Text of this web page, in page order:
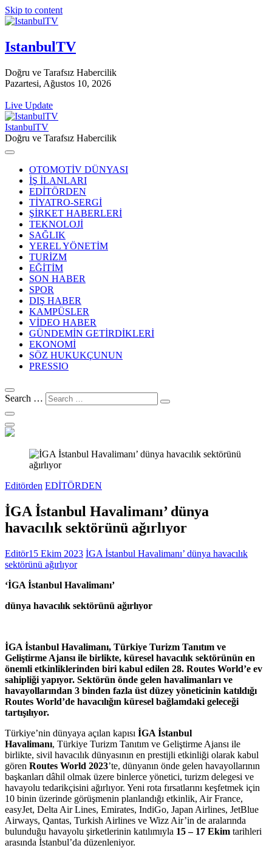
Skip to content
IstanbulTV
Doğru ve Tarafsız Habercilik
Pazartesi, Ağustos 10, 2026
Live Update
IstanbulTV
Doğru ve Tarafsız Habercilik
OTOMOTİV DÜNYASI
İŞ İLANLARI
EDİTÖRDEN
TİYATRO-SERGİ
ŞİRKET HABERLERİ
TEKNOLOJİ
SAĞLIK
YEREL YÖNETİM
TURİZM
EĞİTİM
SON HABER
SPOR
DIŞ HABER
KAMPÜSLER
VİDEO HABER
GÜNDEMİN GETİRDİKLERİ
EKONOMİ
SÖZ HUKUKÇUNUN
PRESSIO
Search …
Editörden EDİTÖRDEN
İGA İstanbul Havalimanı’ dünya
havacılık sektörünü ağırlıyor
Editör15 Ekim 2023 İGA İstanbul Havalimanı’ dünya havacılık
sektörünü ağırlıyor
‘İGA İstanbul Havalimanı’
dünya havacılık sektörünü ağırlıyor
İGA İstanbul Havalimanı, Türkiye Turizm Tanıtım ve
Geliştirme Ajansı ile birlikte, küresel havacılık sektörünün en
önemli etkinliklerinden biri kabul edilen 28. Routes World’e ev
sahipliği yapıyor. Sektörün önde gelen havalimanları ve
havayollarından 3 binden fazla üst düzey yöneticinin katıldığı
Routes World’de havacılığın küresel bağlamdaki geleceği
tartışılıyor.
Türkiye’nin dünyaya açılan kapısı İGA İstanbul
Havalimanı, Türkiye Turizm Tanıtım ve Geliştirme Ajansı ile
birlikte, sivil havacılık dünyasının en prestijli etkinliği olarak kabul
gören Routes World 2023’te, dünyanın önde gelen havayollarının
başkanları dâhil olmak üzere binlerce yönetici, turizm delegesi ve
havayolu tedarikçisini ağırlıyor. Yeni rota fırsatlarını keşfetmek için
10 binin üzerinde görüşmenin planlandığı etkinlik, Air France,
easyJet, Delta Air Lines, Emirates, IndiGo, Japan Airlines, JetBlue
Airways, Qantas, Turkish Airlines ve Wizz Air’in de aralarında
bulunduğu havayolu şirketlerinin katılımıyla 15 – 17 Ekim tarihleri
arasında İstanbul’da düzenleniyor.